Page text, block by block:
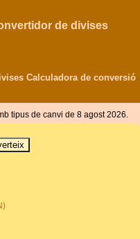
de divises
Calculadora de conversió
tipus de canvi de 8 agost 2026.